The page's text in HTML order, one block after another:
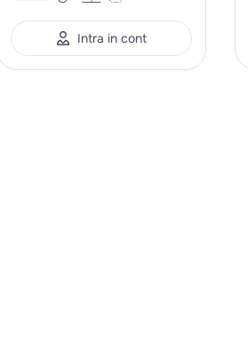
Intra in cont